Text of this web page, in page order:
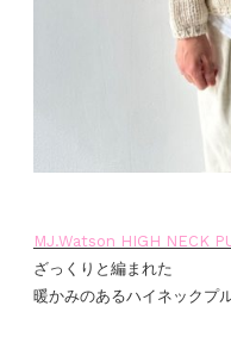
MJ.Watson HIGH NECK
ざっくりと編まれた
暖かみのあるハイネックプ